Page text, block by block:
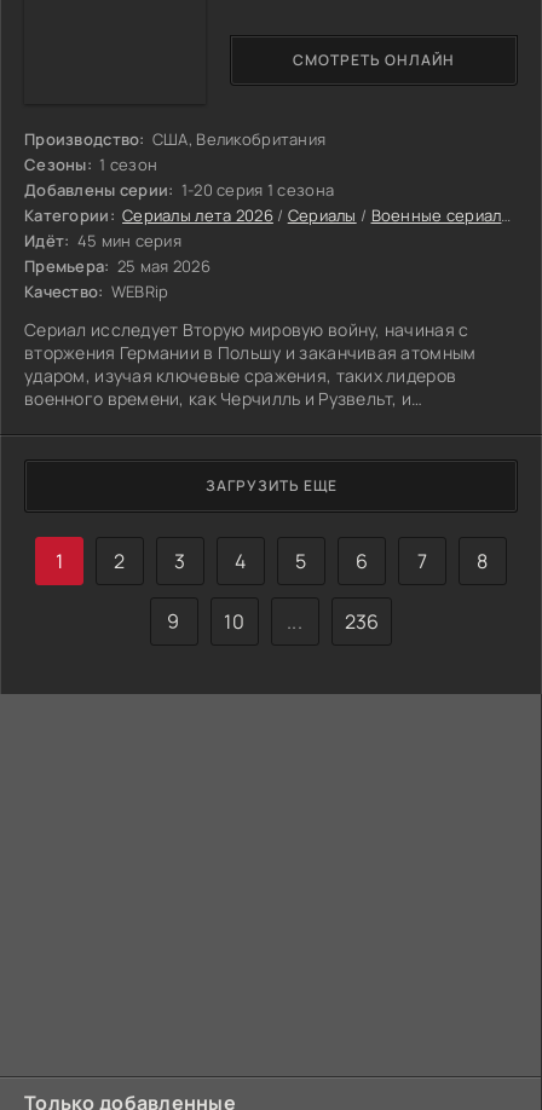
Производство: США, Великобритания
Сезоны: 1 сезон
Добавлены серии: 1-20 серия 1 сезона
Категории: Сериалы лета 2026/ Сериалы / Военные сериалы
Идёт: 45 мин серия
Премьера: 25 мая 2026
Качество: WEBRip
Сериал исследует Вторую мировую войну, начиная с
вторжения Германии в Польшу и заканчивая атомным
ударом, изучая ключевые сражения, таких лидеров
военного времени, как Черчилль и Рузвельт, и
СМОТРЕТЬ ОНЛАЙН
ЗАГРУЗИТЬ ЕЩЕ
1 2 3 4 5 6 7 8
9 10 ... 236
Только добавленные